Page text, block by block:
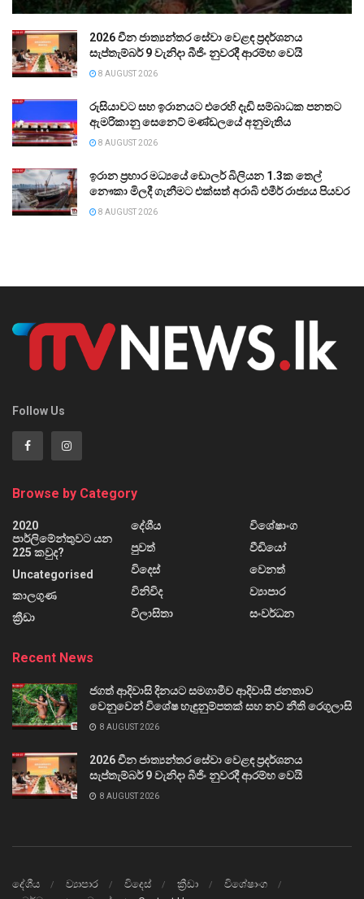
2026 චීන ජාත්‍යන්තර සේවා වෙළඳ ප්‍රදර්ශනය
සැප්තැම්බර් 9 වැනිදා බීජිං නුවරදී ආරම්භ වෙයි
8 AUGUST 2026
රුසියාවට සහ ඉරානයට එරෙහි දැඩි සම්බාධක පනතට
ඇමරිකානු සෙනෙට් මණ්ඩලයේ අනුමැතිය
8 AUGUST 2026
ඉරාන ප්‍රහාර මධ්‍යයේ ඩොලර් බිලියන 1.3ක තෙල්
නෞකා මිලදී ගැනීමට එක්සත් අරාබි එමීර් රාජ්‍යය පියවර
8 AUGUST 2026
Follow Us
Browse by Category
2020
පාර්ලිමේන්තුවට යන
225 කවුද?
Uncategorised
කාලගුණ
ක්‍රීඩා
දේශීය
පුවත්
විදෙස්
විනිවිද
විලාසිතා
විශේෂාංග
වීඩියෝ
වෙනත්
ව්‍යාපාර
සංවර්ධන
Recent News
ජගත් ආදිවාසි දිනයට සමගාමීව ආදිවාසී ජනතාව
වෙනුවෙන් විශේෂ හැඳුනුම්පතක් සහ නව නීති රෙගුලාසි
8 AUGUST 2026
2026 චීන ජාත්‍යන්තර සේවා වෙළඳ ප්‍රදර්ශනය
සැප්තැම්බර් 9 වැනිදා බීජිං නුවරදී ආරම්භ වෙයි
8 AUGUST 2026
දේශීය ව්‍යාපාර විදෙස් ක්‍රීඩා
විශේෂාංග